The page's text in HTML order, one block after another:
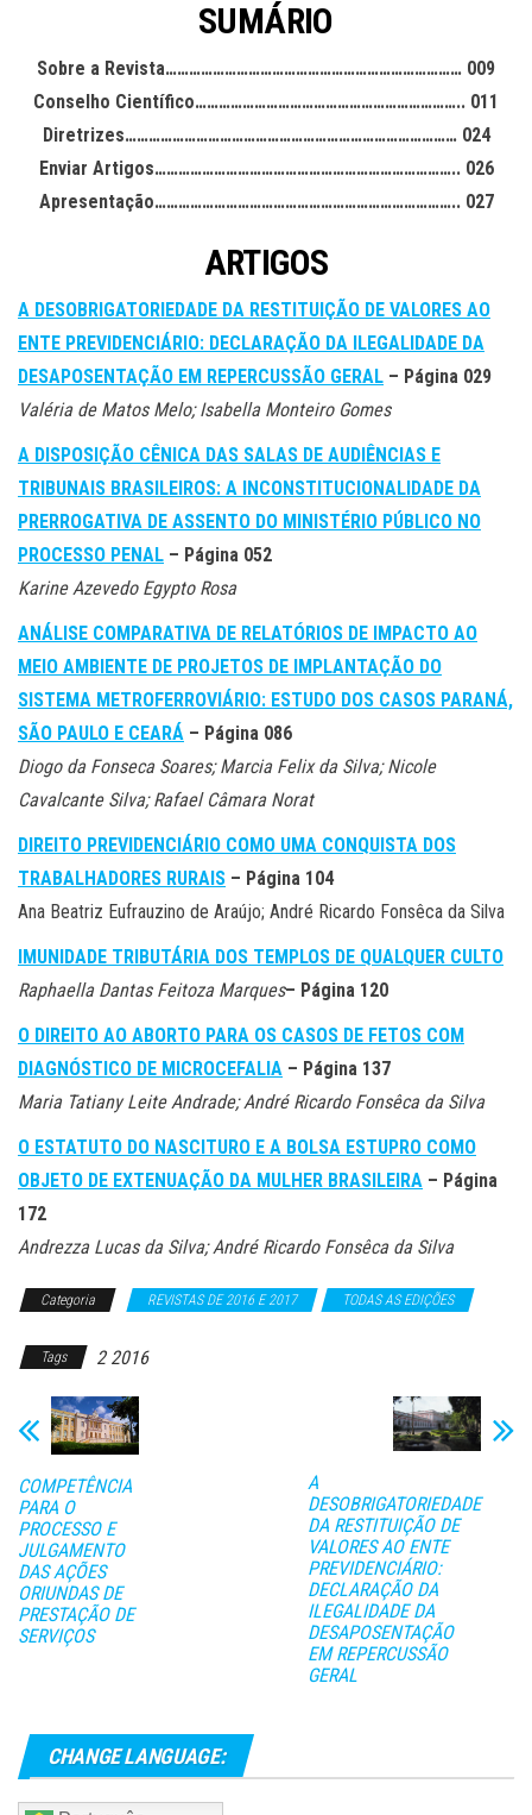
SUMÁRIO
Sobre a Revista………………………………………………………………… 009
Conselho Científico………………………………………………………….. 011
Diretrizes………………………………………………………………………… 024
Enviar Artigos………………………………………………………………….. 026
Apresentação………………………………………………………………….. 027
ARTIGOS
A DESOBRIGATORIEDADE DA RESTITUIÇÃO DE VALORES AO
ENTE PREVIDENCIÁRIO: DECLARAÇÃO DA ILEGALIDADE DA
DESAPOSENTAÇÃO EM REPERCUSSÃO GERAL – Página 029
Valéria de Matos Melo; Isabella Monteiro Gomes
A DISPOSIÇÃO CÊNICA DAS SALAS DE AUDIÊNCIAS E
TRIBUNAIS BRASILEIROS: A INCONSTITUCIONALIDADE DA
PRERROGATIVA DE ASSENTO DO MINISTÉRIO PÚBLICO NO
PROCESSO PENAL – Página 052
Karine Azevedo Egypto Rosa
ANÁLISE COMPARATIVA DE RELATÓRIOS DE IMPACTO AO
MEIO AMBIENTE DE PROJETOS DE IMPLANTAÇÃO DO
SISTEMA METROFERROVIÁRIO: ESTUDO DOS CASOS PARANÁ,
SÃO PAULO E CEARÁ – Página 086
Diogo da Fonseca Soares; Marcia Felix da Silva; Nicole
Cavalcante Silva; Rafael Câmara Norat
DIREITO PREVIDENCIÁRIO COMO UMA CONQUISTA DOS
TRABALHADORES RURAIS – Página 104
Ana Beatriz Eufrauzino de Araújo; André Ricardo Fonsêca da Silva
IMUNIDADE TRIBUTÁRIA DOS TEMPLOS DE QUALQUER CULTO
Raphaella Dantas Feitoza Marques– Página 120
O DIREITO AO ABORTO PARA OS CASOS DE FETOS COM
DIAGNÓSTICO DE MICROCEFALIA – Página 137
Maria Tatiany Leite Andrade; André Ricardo Fonsêca da Silva
O ESTATUTO DO NASCITURO E A BOLSA ESTUPRO COMO
OBJETO DE EXTENUAÇÃO DA MULHER BRASILEIRA – Página
172
Andrezza Lucas da Silva; André Ricardo Fonsêca da Silva
Categoria REVISTAS DE 2016 E 2017 TODAS AS EDIÇÕES
Tags 2 2016
COMPETÊNCIA
PARA O
PROCESSO E
JULGAMENTO
DAS AÇÕES
ORIUNDAS DE
PRESTAÇÃO DE
SERVIÇOS
A
DESOBRIGATORIEDADE
DA RESTITUIÇÃO DE
VALORES AO ENTE
PREVIDENCIÁRIO:
DECLARAÇÃO DA
ILEGALIDADE DA
DESAPOSENTAÇÃO
EM REPERCUSSÃO
GERAL
CHANGE LANGUAGE: